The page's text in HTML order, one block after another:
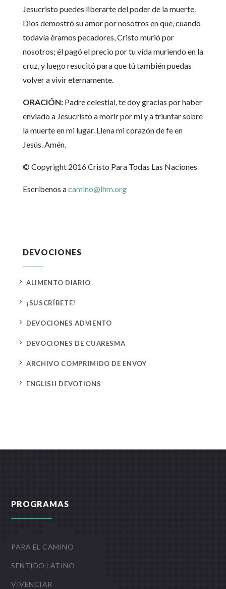
Jesucristo puedes liberarte del poder de la muerte.
Dios demostró su amor por nosotros en que, cuando
todavía éramos pecadores, Cristo murió por
nosotros; él pagó el precio por tu vida muriendo en la
cruz, y luego resucitó para que tú también puedas
volver a vivir eternamente.
ORACIÓN:Padre celestial, te doy gracias por haber
enviado a Jesucristo a morir por mí y a triunfar sobre
la muerte en mi lugar. Llena mi corazón de fe en
Jesús. Amén.
© Copyright 2016 Cristo Para Todas Las Naciones
Escríbenos acamino@lhm.org
DEVOCIONES
5 ALIMENTO DIARIO
5 ¡SUSCRÍBETE!
5 DEVOCIONES ADVIENTO
5 DEVOCIONES DE CUARESMA
5 ARCHIVO COMPRIMIDO DE ENVOY
5 ENGLISH DEVOTIONS
PROGRAMAS
PARA EL CAMINO
SENTIDO LATINO
VIVENCIAR